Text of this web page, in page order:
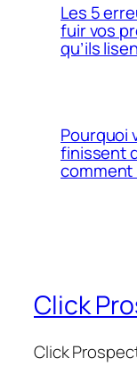
Les 5
fuir vos
qu’ils
Pourquoi
finissent
comment
Click
Click